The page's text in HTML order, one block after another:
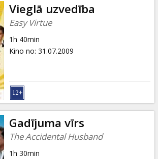
Vieglā uzvedība
Easy Virtue
1h 40min
Kino no: 31.07.2009
Gadījuma vīrs
The Accidental Husband
1h 30min